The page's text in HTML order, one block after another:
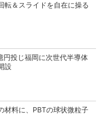
転＆スライドを自在に操る
円投じ福岡に次世代半導体
設
材料に、PBTの球状微粒子